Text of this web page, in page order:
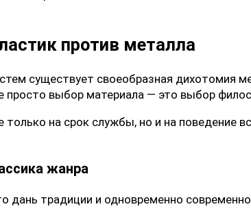
против металла
существует своеобразная
просто выбор материала — это выбор
на срок службы, но и на поведение
жанра
дань традиции и одновременно